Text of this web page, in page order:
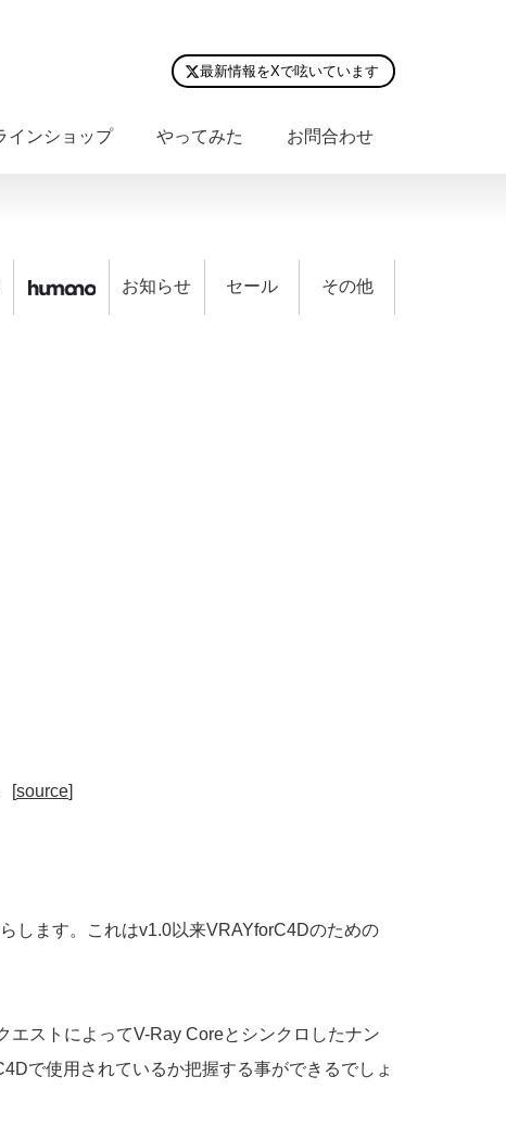
最新情報をXで呟いています
インショップ やってみた お問合わせ
お知らせ セール その他
[source]
します。これはv1.0以来VRAYforC4Dのための
ストによってV-Ray Coreとシンクロしたナン
で使用されているか把握する事ができるでしょ